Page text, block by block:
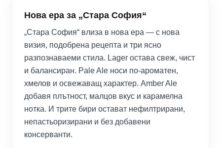
Нова ера за „Стара София“
„Стара София“ влиза в нова ера — с нова
визия, подобрена рецепта и три ясно
разпознаваеми стила. Lager остава свеж, чист
и балансиран. Pale Ale носи по-ароматен,
хмелов и освежаващ характер. Amber Ale
добавя плътност, малцов вкус и карамелна
нотка. И трите бири остават нефилтрирани,
непастьоризирани и без добавени
консерванти.